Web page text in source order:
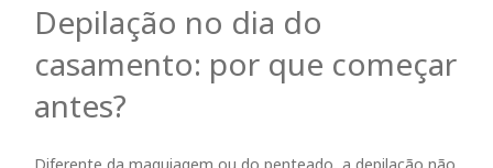
Depilação no dia do
casamento: por que começar
antes?